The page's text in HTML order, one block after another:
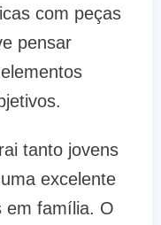
com peças
pensar
tanto jovens
excelente
em família. O